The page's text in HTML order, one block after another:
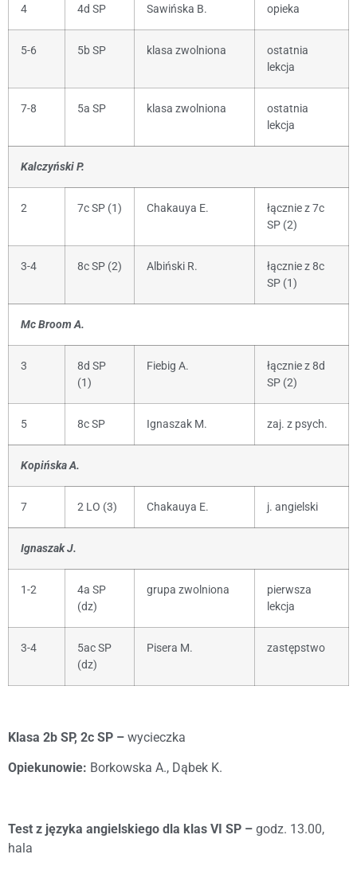
4 4d SP Sawińska B. opieka
5-6 5b SP klasa zwolniona
ostatnia
lekcja
7-8 5a SP klasa zwolniona
ostatnia
lekcja
Kalczyński P.
2 7c SP (1) Chakauya E.
łącznie z 7c
SP (2)
3-4 8c SP (2) Albiński R.
łącznie z 8c
SP (1)
Mc Broom A.
3
8d SP
(1)
Fiebig A.
łącznie z 8d
SP (2)
5 8c SP Ignaszak M. zaj. z psych.
Kopińska A.
7 2 LO (3) Chakauya E. j. angielski
Ignaszak J.
1-2
4a SP
(dz)
grupa zwolniona
pierwsza
lekcja
3-4
5ac SP
(dz)
Pisera M. zastępstwo
Klasa 2b SP, 2c SP – wycieczka
Opiekunowie: Borkowska A., Dąbek K.
Test z języka angielskiego dla klas VI SP – godz. 13.00,
hala